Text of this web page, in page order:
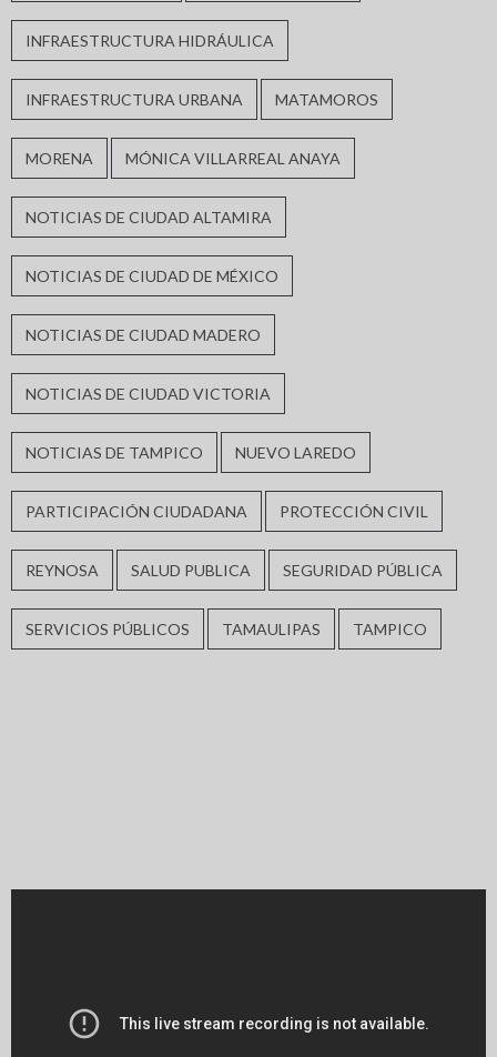
INFRAESTRUCTURA HIDRÁULICA
INFRAESTRUCTURA URBANA MATAMOROS
MORENA MÓNICA VILLARREAL ANAYA
NOTICIAS DE CIUDAD ALTAMIRA
NOTICIAS DE CIUDAD DE MÉXICO
NOTICIAS DE CIUDAD MADERO
NOTICIAS DE CIUDAD VICTORIA
NOTICIAS DE TAMPICO NUEVO LAREDO
PARTICIPACIÓN CIUDADANA PROTECCIÓN CIVIL
REYNOSA SALUD PUBLICA SEGURIDAD PÚBLICA
SERVICIOS PÚBLICOS TAMAULIPAS TAMPICO